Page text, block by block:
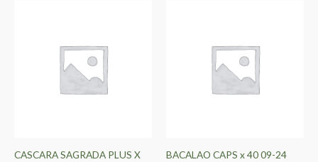
CASCARA SAGRADA PLUS X
BACALAO CAPS x 40 09-24